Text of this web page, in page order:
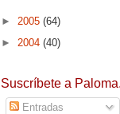
► 2005 (64)
► 2004 (40)
Suscríbete a
Entradas